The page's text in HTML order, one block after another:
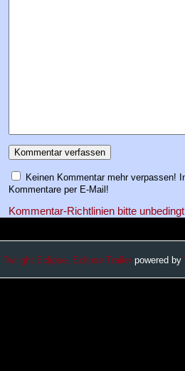
Keinen Kommentar mehr verpassen!
Kommentare per E-Mail!
Kommentar-Richtlinien bitte
Twilight Eclipse, Eclipse Trailer powered by